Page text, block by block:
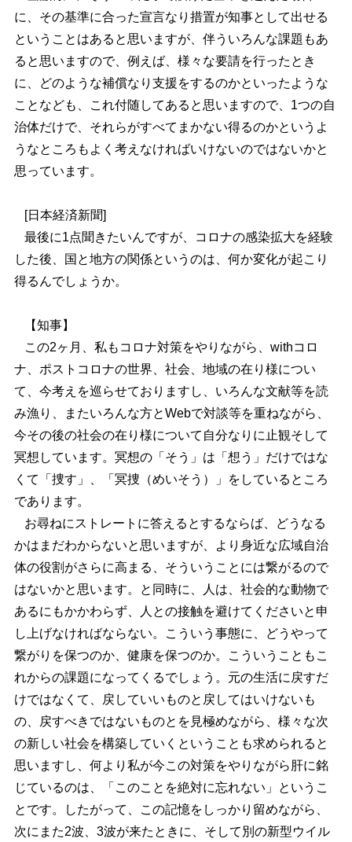
に、その基準に合った宣言なり措置が知事として出せる
ということはあると思いますが、伴ういろんな課題もあ
ると思いますので、例えば、様々な要請を行ったとき
に、どのような補償なり支援をするのかといったような
ことなども、これ付随してあると思いますので、1つの自
治体だけで、それらがすべてまかない得るのかというよ
うなところもよく考えなければいけないのではないかと
思っています。
[日本経済新聞]
最後に1点聞きたいんですが、コロナの感染拡大を経験
した後、国と地方の関係というのは、何か変化が起こり
得るんでしょうか。
【知事】
この2ヶ月、私もコロナ対策をやりながら、withコロ
ナ、ポストコロナの世界、社会、地域の在り様につい
て、今考えを巡らせておりますし、いろんな文献等を読
み漁り、またいろんな方とWebで対談等を重ねながら、
今その後の社会の在り様について自分なりに止観そして
冥想しています。冥想の「そう」は「想う」だけではな
くて「捜す」、「冥捜（めいそう）」をしているところ
であります。
お尋ねにストレートに答えるとするならば、どうなる
かはまだわからないと思いますが、より身近な広域自治
体の役割がさらに高まる、そういうことには繋がるので
はないかと思います。と同時に、人は、社会的な動物で
あるにもかかわらず、人との接触を避けてくださいと申
し上げなければならない。こういう事態に、どうやって
繋がりを保つのか、健康を保つのか。こういうこともこ
れからの課題になってくるでしょう。元の生活に戻すだ
けではなくて、戻していいものと戻してはいけないも
の、戻すべきではないものとを見極めながら、様々な次
の新しい社会を構築していくということも求められると
思いますし、何より私が今この対策をやりながら肝に銘
じているのは、「このことを絶対に忘れない」というこ
とです。したがって、この記憶をしっかり留めながら、
次にまた2波、3波が来たときに、そして別の新型ウイル